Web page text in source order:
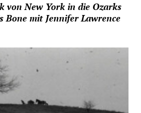
von New York in die Ozarks
Bone mit Jennifer Lawrence